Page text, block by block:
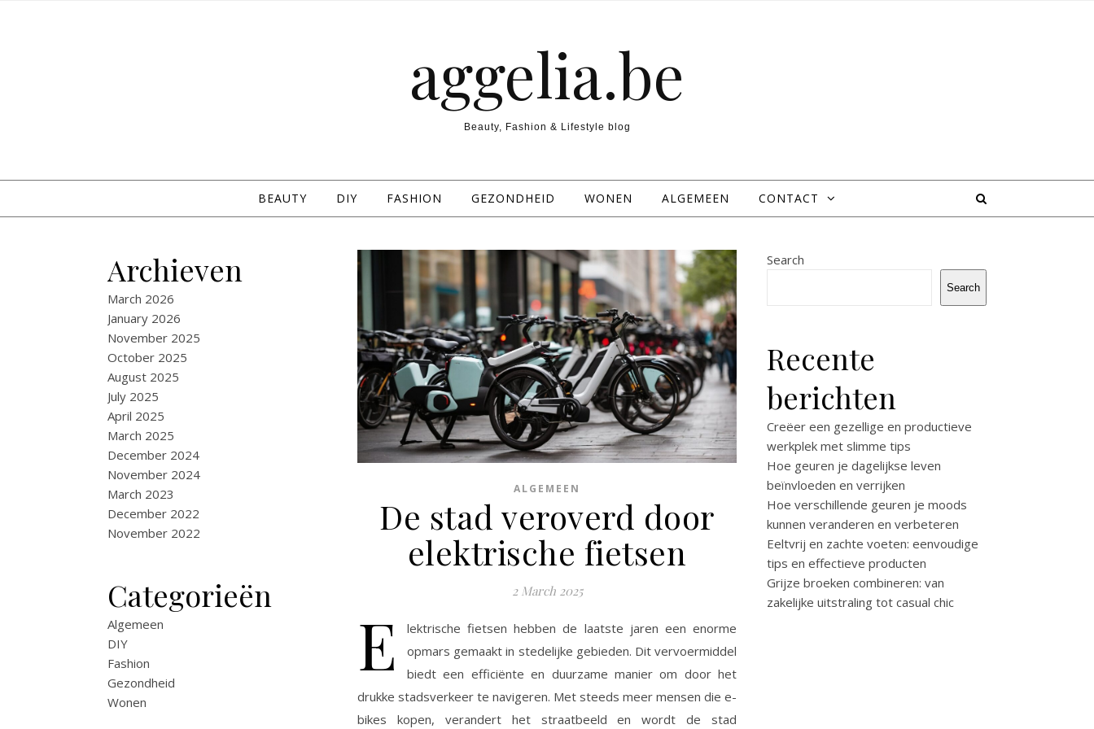
aggelia.be
Beauty, Fashion & Lifestyle blog
BEAUTY DIY FASHION GEZONDHEID WONEN ALGEMEEN CONTACT
Archieven
March 2026
January 2026
November 2025
October 2025
August 2025
July 2025
April 2025
March 2025
December 2024
November 2024
March 2023
December 2022
November 2022
Categorieën
Algemeen
DIY
Fashion
Gezondheid
Wonen
ALGEMEEN
De stad veroverd door
elektrische fietsen
2 March 2025
E
lektrische fietsen hebben de laatste jaren een enorme
opmars gemaakt in stedelijke gebieden. Dit vervoermiddel
biedt een efficiënte en duurzame manier om door het
drukke stadsverkeer te navigeren. Met steeds meer mensen die e-
bikes kopen, verandert het straatbeeld en wordt de stad
Search
Search
Recente
berichten
Creëer een gezellige en productieve
werkplek met slimme tips
Hoe geuren je dagelijkse leven
beïnvloeden en verrijken
Hoe verschillende geuren je moods
kunnen veranderen en verbeteren
Eeltvrij en zachte voeten: eenvoudige
tips en effectieve producten
Grijze broeken combineren: van
zakelijke uitstraling tot casual chic